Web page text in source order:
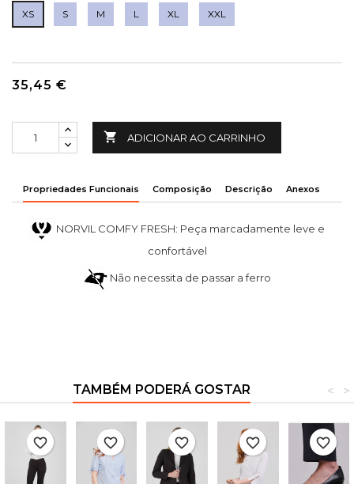
XS S M L XL XXL
35,45 €
 ADICIONAR AO CARRINHO
Propriedades Funcionais Composição Descrição Anexos
NORVIL COMFY FRESH: Peça marcadamente leve e
confortável
Não necessita de passar a ferro
TAMBÉM PODERÁ GOSTAR >
<
favorite_border favorite_border favorite_border favorite_border favorite_border